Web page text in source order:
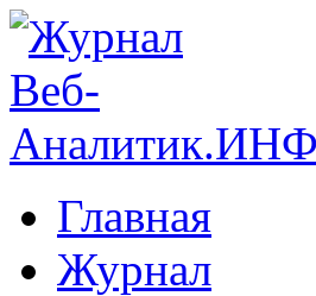
Главная
Журнал